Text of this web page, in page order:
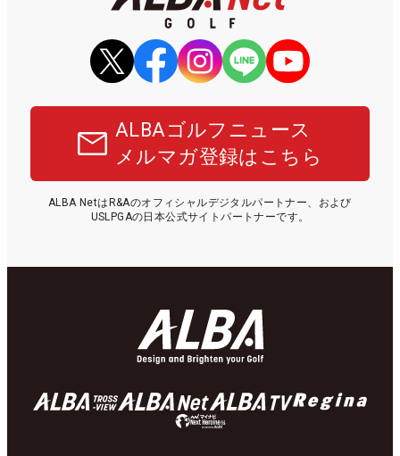
ALBAゴルフニュース
メルマガ登録はこちら
ALBA NetはR&Aのオフィシャルデジタルパートナー、および
USLPGAの日本公式サイトパートナーです。